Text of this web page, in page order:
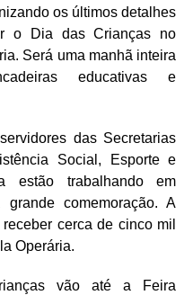
os últimos detalhes
o Dia das Crianças no
Será uma manhã inteira
educativas e
das Secretarias
Social, Esporte e
estão trabalhando em
comemoração. A
cerca de cinco mil
Operária.
vão até a Feira